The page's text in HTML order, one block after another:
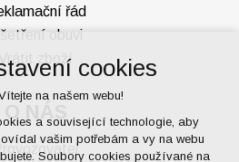
O NÁS
řád
obuvi
Vrátit zboží cookies
na našem webu!
a související technologie, aby
vašim potřebám a vy na webu
Soubory cookies používané na